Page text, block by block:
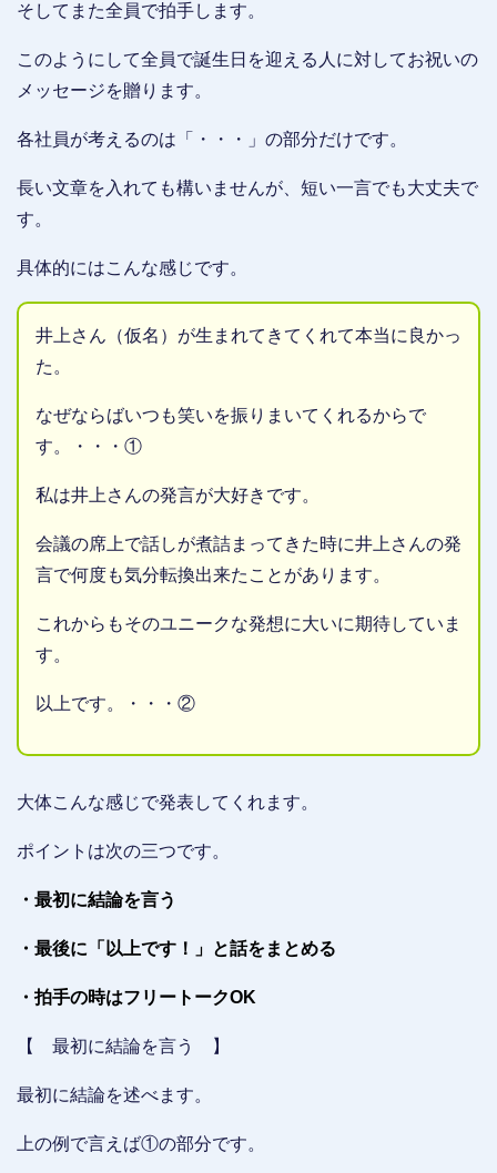
そしてまた全員で拍手します。
このようにして全員で誕生日を迎える人に対してお祝いの
メッセージを贈ります。
各社員が考えるのは「・・・」の部分だけです。
長い文章を入れても構いませんが、短い一言でも大丈夫で
す。
具体的にはこんな感じです。
井上さん（仮名）が生まれてきてくれて本当に良かっ
た。
なぜならばいつも笑いを振りまいてくれるからで
す。・・・①
私は井上さんの発言が大好きです。
会議の席上で話しが煮詰まってきた時に井上さんの発
言で何度も気分転換出来たことがあります。
これからもそのユニークな発想に大いに期待していま
す。
以上です。・・・②
大体こんな感じで発表してくれます。
ポイントは次の三つです。
・最初に結論を言う
・最後に「以上です！」と話をまとめる
・拍手の時はフリートークOK
【 最初に結論を言う 】
最初に結論を述べます。
上の例で言えば①の部分です。